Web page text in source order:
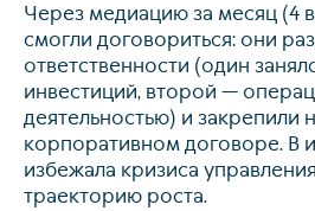
Через медиацию за месяц (4
смогли договориться: они
ответственности (один
инвестиций, второй —
деятельностью) и закрепили
корпоративном договоре. В
избежала кризиса
траекторию роста.